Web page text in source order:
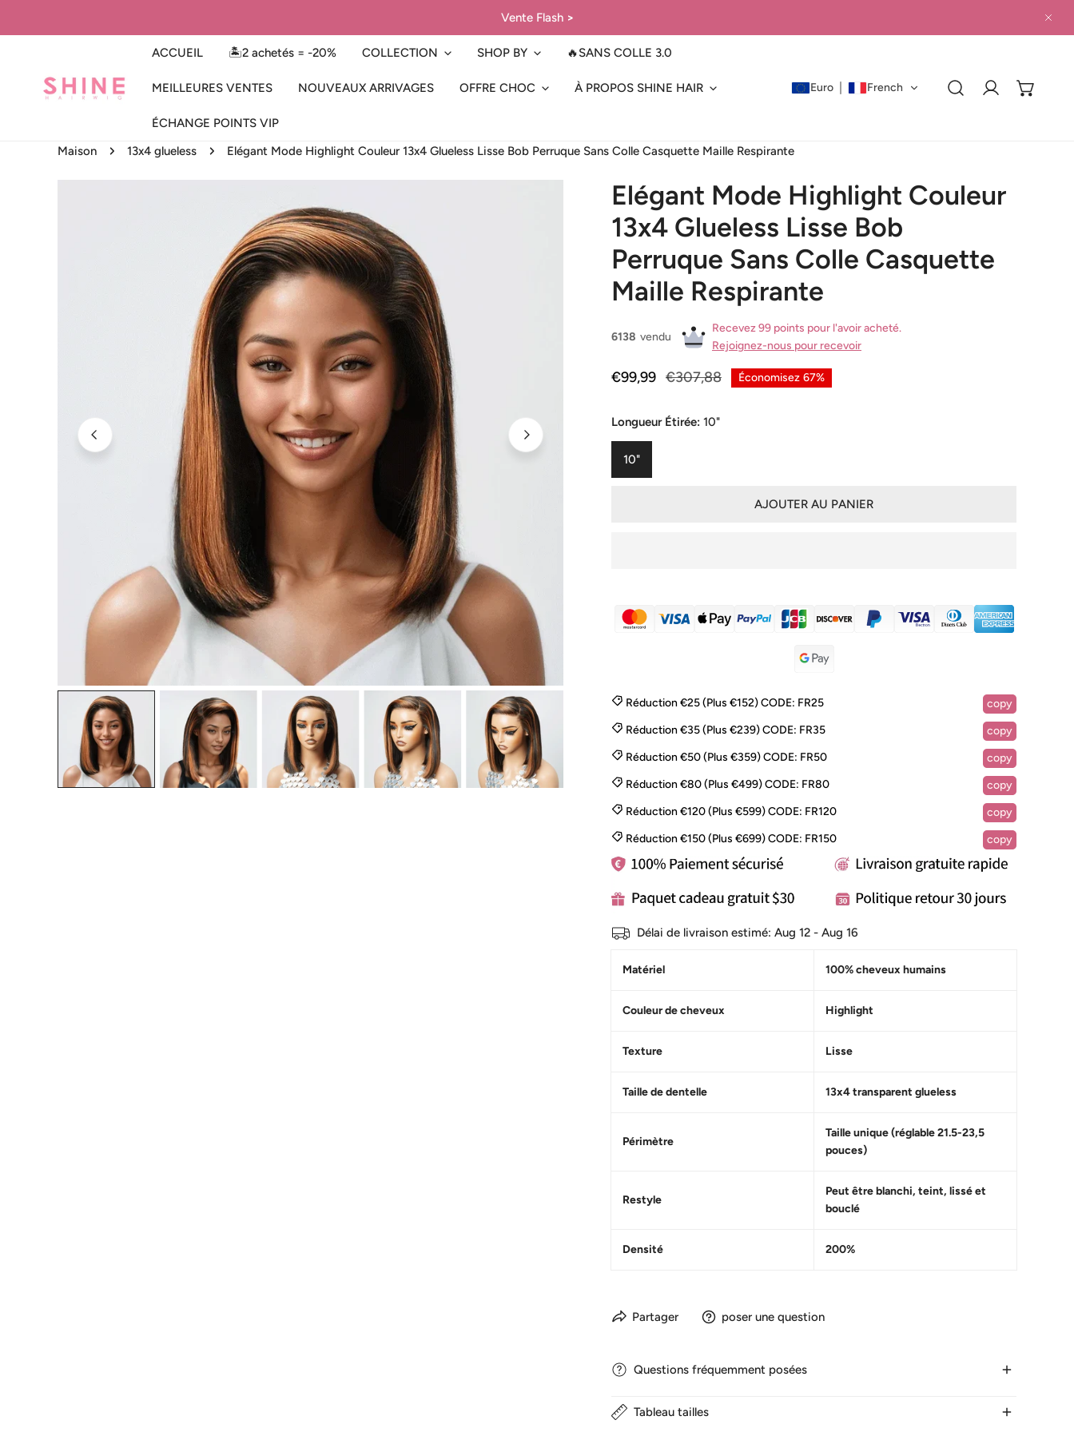
Vente Flash>
ACCUEIL
🏝️2 achetés = -20% COLLECTION SHOP BY 🔥SANS COLLE 3.0
MEILLEURES VENTES NOUVEAUX ARRIVAGES OFFRE CHOC À PROPOS SHINE HAIR
ÉCHANGE POINTS VIP
Euro French
Connexion
Maison 13x4 glueless Elégant Mode Highlight Couleur 13x4 Glueless Lisse Bob Perruque Sans Colle Casquette Maille Respirante
OUVRIR LE MÉDIA DANS LA VUE GALERIE OUVRIR LE MÉDIA DANS LA VUE GALERIE
Elégant Mode Highlight Couleur
13x4 Glueless Lisse Bob
Perruque Sans Colle Casquette
Maille Respirante
6138 vendu
Recevez 99 points pour l'avoir acheté.
Rejoignez-nous pour recevoir
Prix
vente
€99,99
Prix
€307,88 Économisez 67%
Longueur Étirée: 10"
10"
AJOUTER AU PANIER
Réduction €25 (Plus €152)CODE: FR25
copy
Réduction €35 (Plus €239)CODE: FR35
copy
Réduction €50 (Plus €359)CODE: FR50
copy
Réduction €80 (Plus €499)CODE: FR80
copy
Réduction €120 (Plus €599)CODE: FR120
copy
Réduction €150 (Plus €699)CODE: FR150 copy
Délai de livraison estimé: Aug 12 - Aug 16
Matériel 100% cheveux humains
Couleur de cheveux Highlight
Texture Lisse
Taille de dentelle 13x4 transparent glueless
Périmètre
Taille unique (réglable 21.5-23,5
pouces)
Restyle
Peut être blanchi, teint, lissé et
bouclé
Densité 200%
Partager poser une question
Questions fréquemment posées
1. Combien de temps dure la livraison ?
Tableau tailles